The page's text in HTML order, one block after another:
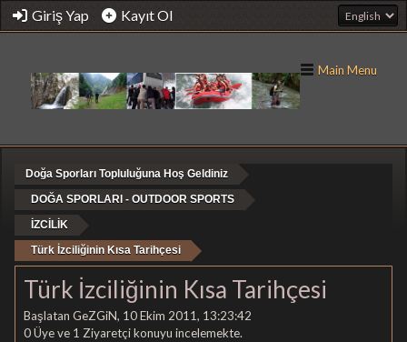
Giriş Yap Kayıt Ol
Main Menu
Doğa Sporları Topluluğuna Hoş Geldiniz
DOĞA SPORLARI - OUTDOOR SPORTS
İZCİLİK
Türk İzciliğinin Kısa Tarihçesi
Türk İzciliğinin Kısa Tarihçesi
Başlatan GeZGiN, 10 Ekim 2011, 13:23:42
0 Üye ve 1 Ziyaretçi konuyu incelemekte.